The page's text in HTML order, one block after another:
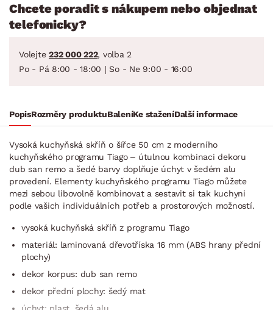
Chcete poradit s nákupem nebo objednat
telefonicky?
Volejte 232 000 222, volba 2
Po - Pá 8:00 - 18:00 | So - Ne 9:00 - 16:00
PopisRozměry produktuBaleníKe staženíDalší informace
Vysoká kuchyňská skříň o šířce 50 cm z moderního
kuchyňského programu Tiago – útulnou kombinaci dekoru
dub san remo a šedé barvy doplňuje úchyt v šedém alu
provedení. Elementy kuchyňského programu Tiago můžete
mezi sebou libovolně kombinovat a sestavit si tak kuchyni
podle vašich individuálních potřeb a prostorových možností.
vysoká kuchyňská skříň z programu Tiago
materiál: laminovaná dřevotříska 16 mm (ABS hrany přední
plochy)
dekor korpus: dub san remo
dekor přední plochy: šedý mat
úchyt: plast, šedá alu